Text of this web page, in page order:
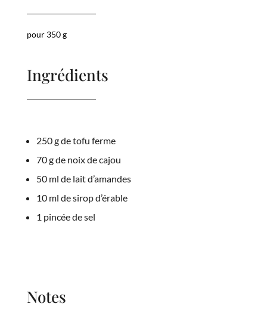
pour 350 g
Ingrédients
250 g de tofu ferme
70 g de noix de cajou
50 ml de lait d’amandes
10 ml de sirop d’érable
1 pincée de sel
Notes